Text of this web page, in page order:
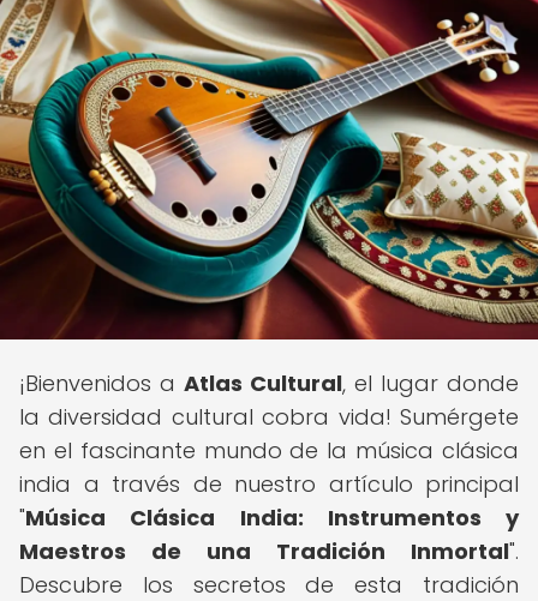
¡Bienvenidos a Atlas Cultural, el lugar donde
la diversidad cultural cobra vida! Sumérgete
en el fascinante mundo de la música clásica
india a través de nuestro artículo principal
"Música Clásica India: Instrumentos y
Maestros de una Tradición Inmortal".
Descubre los secretos de esta tradición